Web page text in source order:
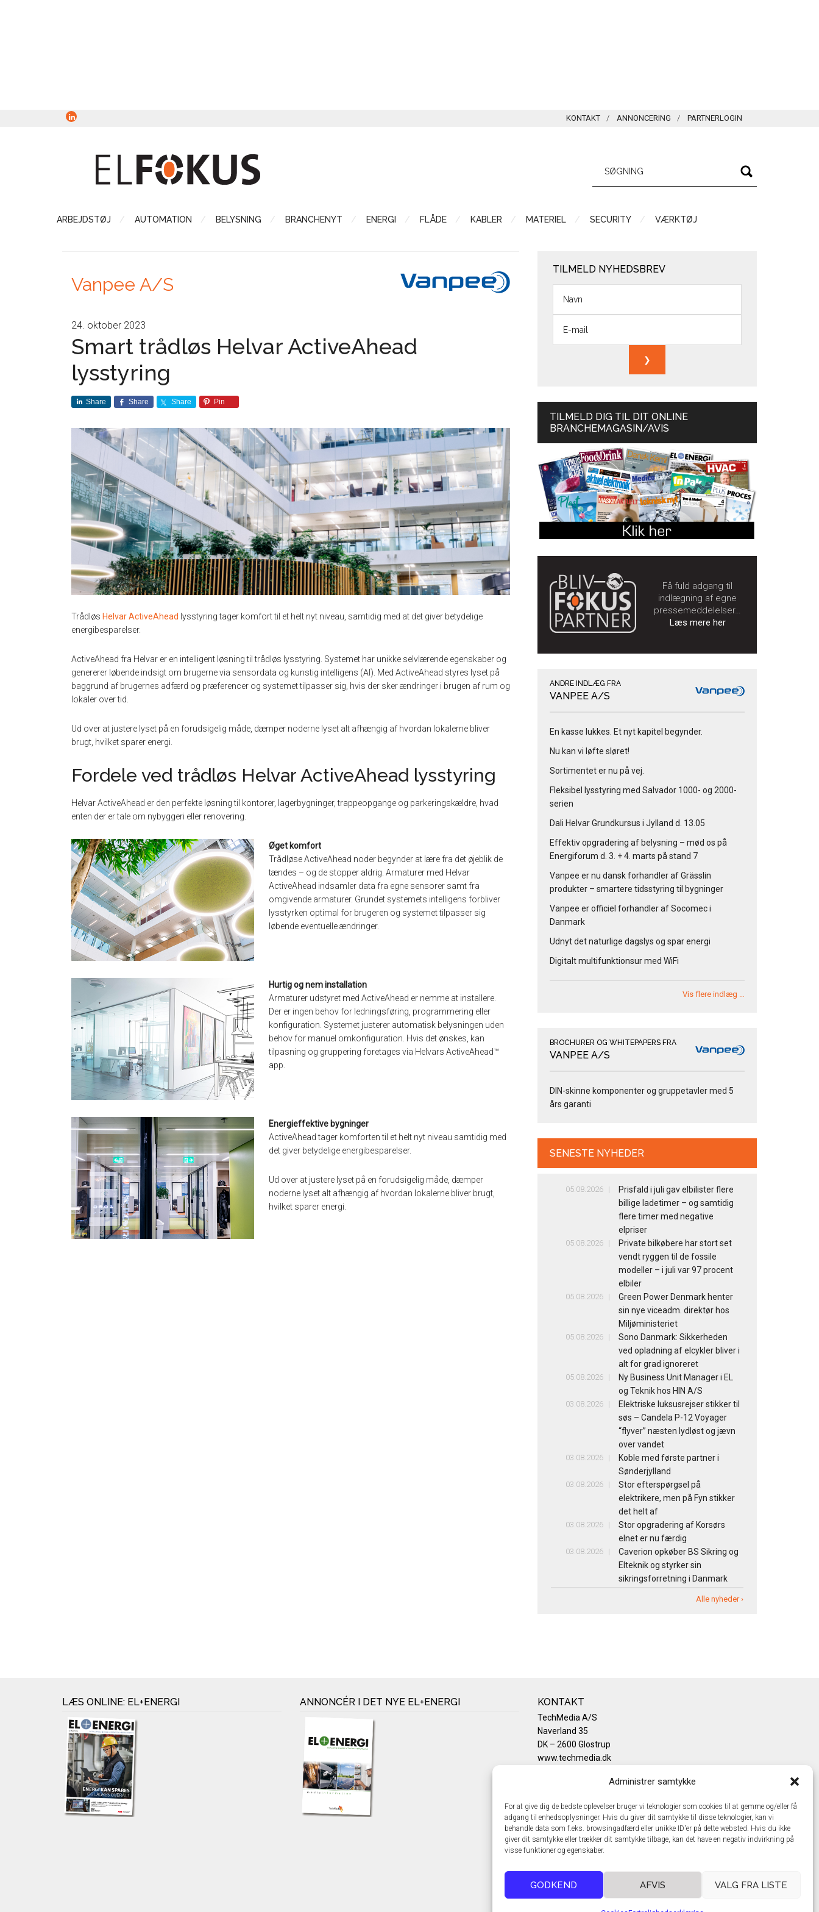
Administrer samtykke
For at give dig de bedste oplevelser bruger vi teknologier som cookies til at gemme og/eller få
adgang til enhedsoplysninger. Hvis du giver dit samtykke til disse teknologier, kan vi
behandle data som f.eks. browsingadfærd eller unikke ID'er på dette websted. Hvis du ikke
giver dit samtykke eller trækker dit samtykke tilbage, kan det have en negativ indvirkning på
visse funktioner og egenskaber.
GODKEND AFVIS VALG FRA LISTE
KONTAKT ANNONCERING PARTNERLOGIN
ARBEJDSTØJ AUTOMATION BELYSNING BRANCHENYT ENERGI FLÅDE KABLER MATERIEL SECURITY VÆRKTØJ
Vanpee A/S
24. oktober 2023
Smart trådløs Helvar ActiveAhead
lysstyring
Share Share Share Pin
Trådløs Helvar ActiveAhead lysstyring tager komfort til et helt nyt niveau, samtidig med at det giver betydelige
energibesparelser.
ActiveAhead fra Helvar er en intelligent løsning til trådløs lysstyring. Systemet har unikke selvlærende egenskaber og
genererer løbende indsigt om brugerne via sensordata og kunstig intelligens (AI). Med ActiveAhead styres lyset på
baggrund af brugernes adfærd og præferencer og systemet tilpasser sig, hvis der sker ændringer i brugen af rum og
lokaler over tid.
Ud over at justere lyset på en forudsigelig måde, dæmper noderne lyset alt afhængig af hvordan lokalerne bliver
brugt, hvilket sparer energi.
Fordele ved trådløs Helvar ActiveAhead lysstyring
Helvar ActiveAhead er den perfekte løsning til kontorer, lagerbygninger, trappeopgange og parkeringskældre, hvad
enten der er tale om nybyggeri eller renovering.
Øget komfort
Trådløse ActiveAhead noder begynder at lære fra det øjeblik de
tændes – og de stopper aldrig. Armaturer med Helvar
ActiveAhead indsamler data fra egne sensorer samt fra
omgivende armaturer. Grundet systemets intelligens forbliver
lysstyrken optimal for brugeren og systemet tilpasser sig
løbende eventuelle ændringer.
Hurtig og nem installation
Armaturer udstyret med ActiveAhead er nemme at installere.
Der er ingen behov for ledningsføring, programmering eller
konfiguration. Systemet justerer automatisk belysningen uden
behov for manuel omkonfiguration. Hvis det ønskes, kan
tilpasning og gruppering foretages via Helvars ActiveAhead™
app.
Energieffektive bygninger
ActiveAhead tager komforten til et helt nyt niveau samtidig med
det giver betydelige energibesparelser.
Ud over at justere lyset på en forudsigelig måde, dæmper
noderne lyset alt afhængig af hvordan lokalerne bliver brugt,
hvilket sparer energi.
TILMELD NYHEDSBREV
TILMELD DIG TIL DIT ONLINE
BRANCHEMAGASIN/AVIS
Få fuld adgang til
indlægning af egne
pressemeddelelser…
Læs mere her
ANDRE INDLÆG FRA
VANPEE A/S
En kasse lukkes. Et nyt kapitel begynder.
Nu kan vi løfte sløret!
Sortimentet er nu på vej.
Fleksibel lysstyring med Salvador 1000- og 2000-
serien
Dali Helvar Grundkursus i Jylland d. 13.05
Effektiv opgradering af belysning – mød os på
Energiforum d. 3. + 4. marts på stand 7
Vanpee er nu dansk forhandler af Grässlin
produkter – smartere tidsstyring til bygninger
Vanpee er officiel forhandler af Socomec i
Danmark
Udnyt det naturlige dagslys og spar energi
Digitalt multifunktionsur med WiFi
Vis flere indlæg …
BROCHURER OG WHITEPAPERS FRA
VANPEE A/S
DIN-skinne komponenter og gruppetavler med 5
års garanti
SENESTE NYHEDER
05.08.2026
Prisfald i juli gav elbilister flere
billige ladetimer – og samtidig
flere timer med negative
elpriser
05.08.2026
Private bilkøbere har stort set
vendt ryggen til de fossile
modeller – i juli var 97 procent
elbiler
05.08.2026
Green Power Denmark henter
sin nye viceadm. direktør hos
Miljøministeriet
05.08.2026
Sono Danmark: Sikkerheden
ved opladning af elcykler bliver i
alt for grad ignoreret
05.08.2026
Ny Business Unit Manager i EL
og Teknik hos HIN A/S
03.08.2026
Elektriske luksusrejser stikker til
søs – Candela P-12 Voyager
“flyver” næsten lydløst og jævn
over vandet
03.08.2026
Koble med første partner i
Sønderjylland
03.08.2026
Stor efterspørgsel på
elektrikere, men på Fyn stikker
det helt af
03.08.2026
Stor opgradering af Korsørs
elnet er nu færdig
03.08.2026
Caverion opkøber BS Sikring og
Elteknik og styrker sin
sikringsforretning i Danmark
Alle nyheder ›
LÆS ONLINE: EL+ENERGI ANNONCÉR I DET NYE EL+ENERGI KONTAKT
TechMedia A/S
Naverland 35
DK – 2600 Glostrup
www.techmedia.dk
info@techmedia.dk
Cookiepolitik